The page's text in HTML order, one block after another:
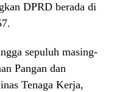
DPRD berada di
sepuluh masing-
Pangan dan
Tenaga Kerja,